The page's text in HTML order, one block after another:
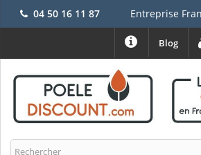
04 50 16 11 87 Entreprise
Blog